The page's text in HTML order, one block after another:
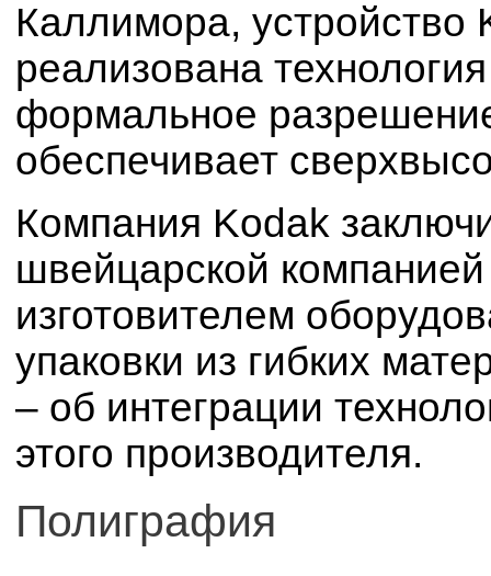
Каллимора, устройство
реализована
формальное
обеспечивает
Компания Kodak
швейцарской
изготовителем
упаковки из гибких
– об интеграции
этого производителя.
Полиграфия